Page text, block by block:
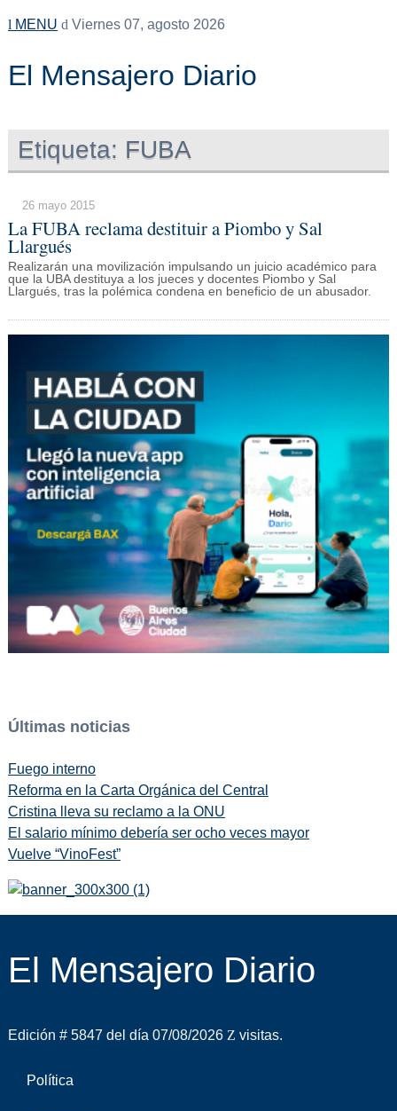
MENU Viernes 07, agosto 2026
El Mensajero Diario
Etiqueta: FUBA
26 mayo 2015
La FUBA reclama destituir a Piombo y Sal
Llargués
Realizarán una movilización impulsando un juicio académico para
que la UBA destituya a los jueces y docentes Piombo y Sal
Llargués, tras la polémica condena en beneficio de un abusador.
Últimas noticias
Fuego interno
Reforma en la Carta Orgánica del Central
Cristina lleva su reclamo a la ONU
El salario mínimo debería ser ocho veces mayor
Vuelve “VinoFest”
El Mensajero Diario
Edición # 5847 del día 07/08/2026 visitas.
Política